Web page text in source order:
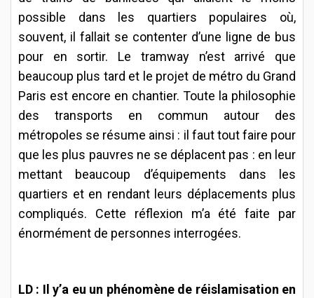
possible dans les quartiers populaires où,
souvent, il fallait se contenter d’une ligne de bus
pour en sortir. Le tramway n’est arrivé que
beaucoup plus tard et le projet de métro du Grand
Paris est encore en chantier. Toute la philosophie
des transports en commun autour des
métropoles se résume ainsi : il faut tout faire pour
que les plus pauvres ne se déplacent pas : en leur
mettant beaucoup d’équipements dans les
quartiers et en rendant leurs déplacements plus
compliqués. Cette réflexion m’a été faite par
énormément de personnes interrogées.
LD : Il y’a eu un phénomène de réislamisation en